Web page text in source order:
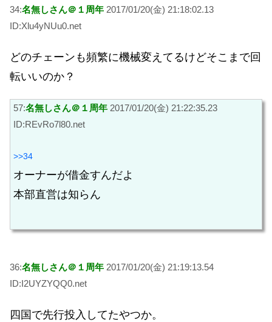
34:名無しさん＠１周年 2017/01/20(金) 21:18:02.13
ID:Xlu4yNUu0.net
どのチェーンも頻繁に機械変えてるけどそこまで回
転いいのか？
57:名無しさん＠１周年 2017/01/20(金) 21:22:35.23
ID:REvRo7l80.net
>>34
オーナーが借金すんだよ
本部直営は知らん
36:名無しさん＠１周年 2017/01/20(金) 21:19:13.54
ID:I2UYZYQQ0.net
四国で先行投入してたやつか。